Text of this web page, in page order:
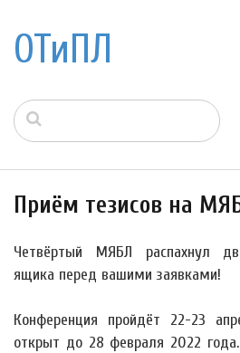
ОТиПЛ
Приём тезисов на
Четвёртый МЯБЛ распахнул
ящика перед вашими заявками!
Конференция пройдёт 22-23
открыт до 28 февраля 2022